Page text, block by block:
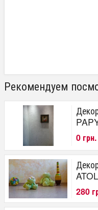
Рекомендуем
0 грн.
280